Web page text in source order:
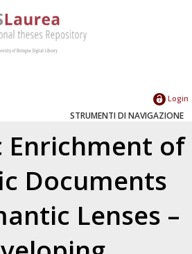
Login
STRUMENTI DI NAVIGAZIONE
Enrichment of
Documents
Lenses –